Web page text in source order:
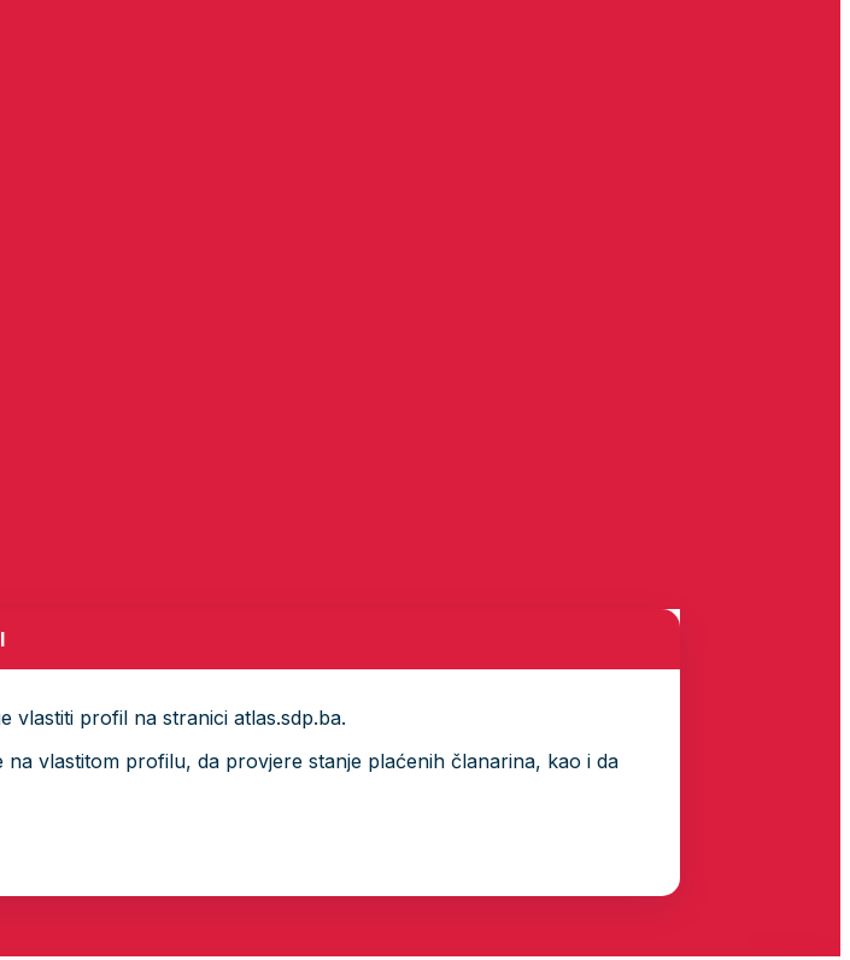
vlastiti profil na stranici atlas.sdp.ba.
vlastitom profilu, da provjere stanje plaćenih članarina, kao i da